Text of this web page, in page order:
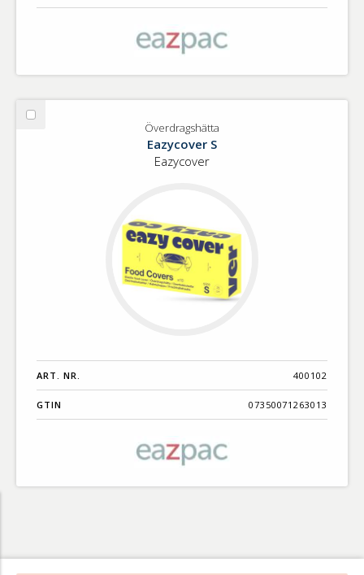
Välj
Överdragshätta
Eazycover S
Eazycover
ART. NR. 400102
GTIN 07350071263013